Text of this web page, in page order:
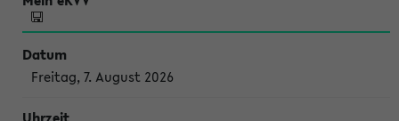
Freitag, 7. August 2026